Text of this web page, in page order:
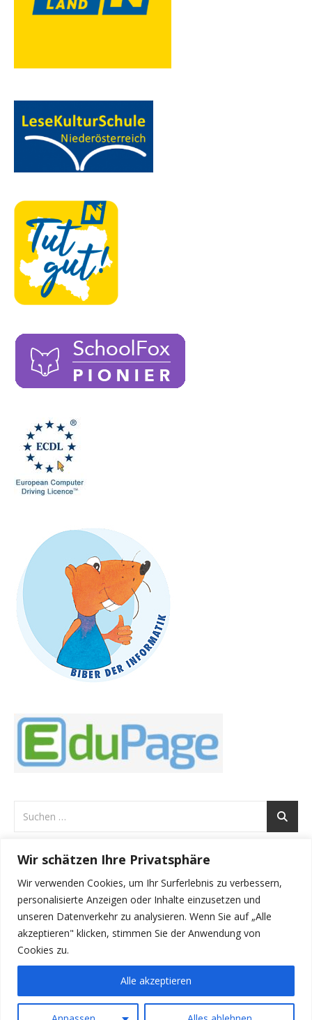
Wir schätzen Ihre Privatsphäre
Wir verwenden Cookies, um Ihr Surferlebnis zu verbessern,
personalisierte Anzeigen oder Inhalte einzusetzen und
unseren Datenverkehr zu analysieren. Wenn Sie auf „Alle
akzeptieren" klicken, stimmen Sie der Anwendung von
Cookies zu.
Alle akzeptieren
ARCHIVE
Archive
Irene Herzog-Genner 2026 ©